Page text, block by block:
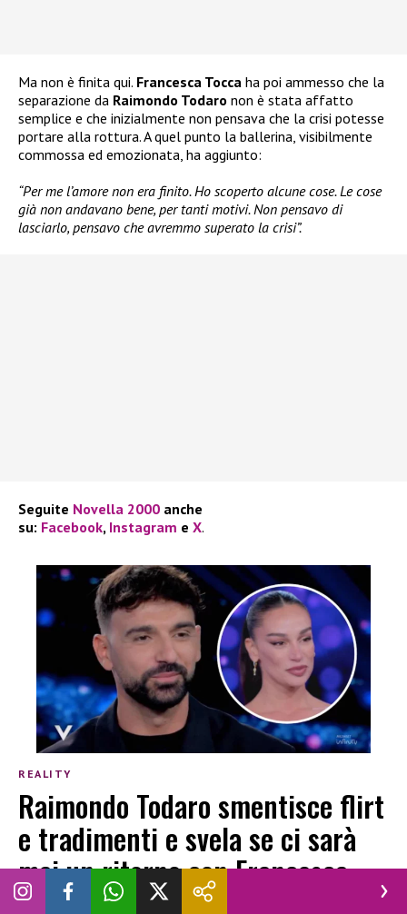
Ma non è finita qui. Francesca Tocca ha poi ammesso che la
separazione da Raimondo Todaro non è stata affatto
semplice e che inizialmente non pensava che la crisi potesse
portare alla rottura. A quel punto la ballerina, visibilmente
commossa ed emozionata, ha aggiunto:
“Per me l’amore non era finito. Ho scoperto alcune cose. Le cose
già non andavano bene, per tanti motivi. Non pensavo di
lasciarlo, pensavo che avremmo superato la crisi”.
Seguite Novella 2000 anche
su: Facebook, Instagram e X.
REALITY
Raimondo Todaro smentisce flirt
e tradimenti e svela se ci sarà
mai un ritorno con Francesca
Tocca